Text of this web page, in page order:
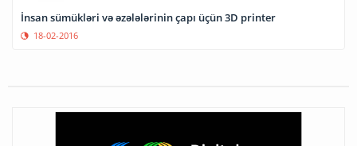
İnsan sümükləri və əzələlərinin çapı üçün 3D printer
18-02-2016